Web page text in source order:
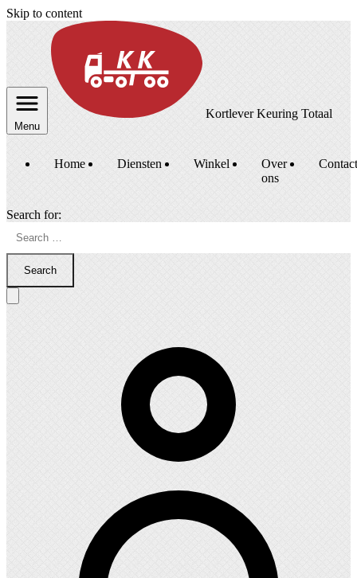
Skip to content
Menu
Kortlever Keuring Totaal
Home Diensten Winkel
Over
ons
Contact
Search for:
Search